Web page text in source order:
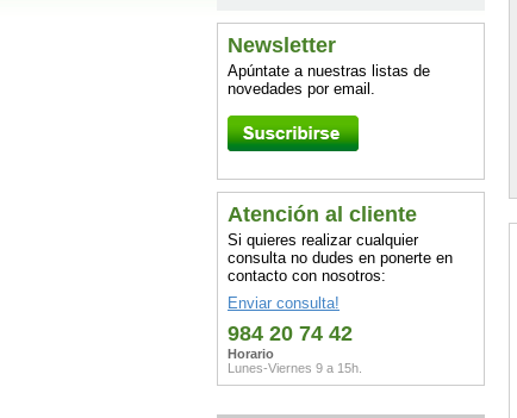
Newsletter
Apúntate a nuestras listas de
novedades por email.
Atención al cliente
Si quieres realizar cualquier
consulta no dudes en ponerte en
contacto con nosotros:
Enviar consulta!
984 20 74 42
Horario
Lunes-Viernes 9 a 15h.